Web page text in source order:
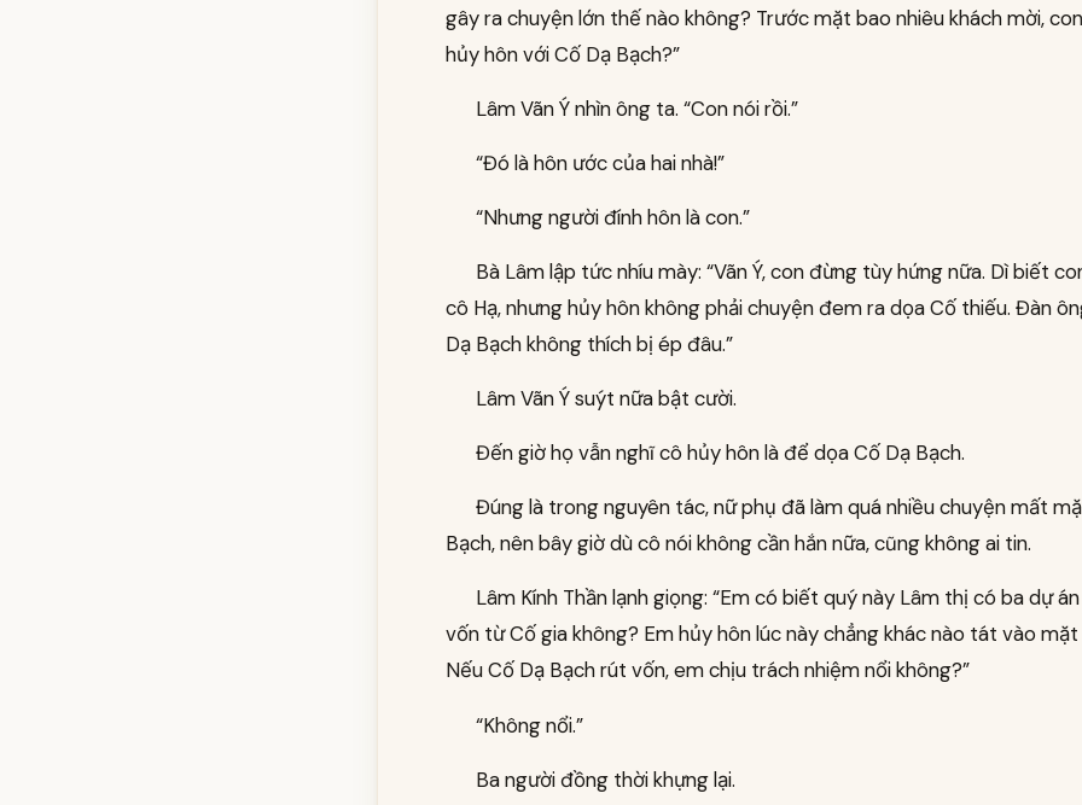
gây ra chuyện lớn thế nào không? Trước mặt bao nhiêu khách mời,
hủy hôn với Cố Dạ Bạch?”
Lâm Vãn Ý nhìn ông ta. “Con nói rồi.”
“Đó là hôn ước của hai nhà!”
“Nhưng người đính hôn là con.”
Bà Lâm lập tức nhíu mày: “Vãn Ý, con đừng tùy hứng nữa. Dì biết
cô Hạ, nhưng hủy hôn không phải chuyện đem ra dọa Cố thiếu. Đàn
Dạ Bạch không thích bị ép đâu.”
Lâm Vãn Ý suýt nữa bật cười.
Đến giờ họ vẫn nghĩ cô hủy hôn là để dọa Cố Dạ Bạch.
Đúng là trong nguyên tác, nữ phụ đã làm quá nhiều chuyện mất
Bạch, nên bây giờ dù cô nói không cần hắn nữa, cũng không ai tin.
Lâm Kính Thần lạnh giọng: “Em có biết quý này Lâm thị có ba dự
vốn từ Cố gia không? Em hủy hôn lúc này chẳng khác nào tát vào mặt
Nếu Cố Dạ Bạch rút vốn, em chịu trách nhiệm nổi không?”
“Không nổi.”
Ba người đồng thời khựng lại.